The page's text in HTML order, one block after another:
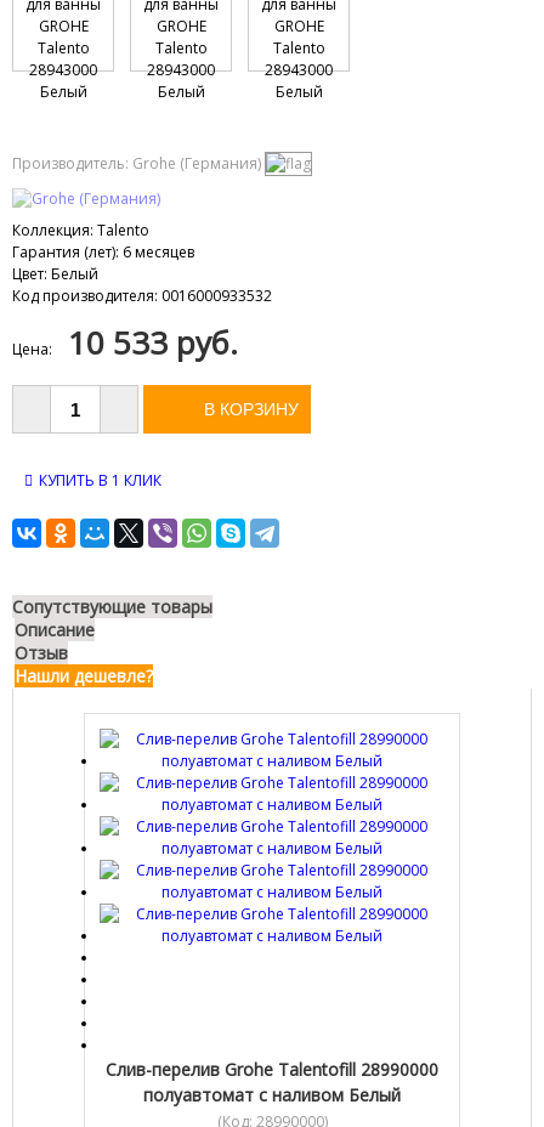
Производитель: Grohe (Германия)
Коллекция: Talento
Гарантия (лет): 6 месяцев
Цвет: Белый
Код производителя: 0016000933532
Цена: 10 533 руб.
КУПИТЬ В 1 КЛИК
Сопутствующие товары
Описание
Отзыв
Нашли дешевле?
Слив-перелив Grohe Talentofill 28990000
полуавтомат с наливом Белый
(Код: 28990000)